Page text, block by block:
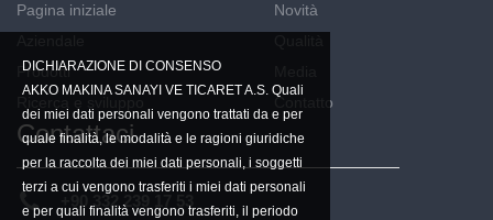
Pagina iniziale
Prodotti
Novità
Contatto
Contattaci
+90 332 239 17 53
DICHIARAZIONE DI CONSENSO
AKKO MAKINA SANAYI VE TICARET A.S. Quali
dei miei dati personali vengono trattati da e per
quale finalità, le modalità e le ragioni giuridiche
per la raccolta dei miei dati personali, i soggetti
terzi a cui vengono trasferiti i miei dati personali
e per quali finalità vengono trasferiti, il periodo